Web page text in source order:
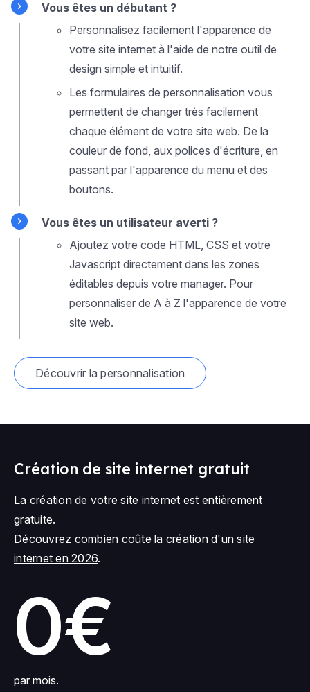
Vous êtes un débutant ?
Personnalisez facilement l'apparence de
votre site internet à l'aide de notre outil de
design simple et intuitif.
Les formulaires de personnalisation vous
permettent de changer très facilement
chaque élément de votre site web. De la
couleur de fond, aux polices d'écriture, en
passant par l'apparence du menu et des
boutons.
Vous êtes un utilisateur averti ?
Ajoutez votre code HTML, CSS et votre
Javascript directement dans les zones
éditables depuis votre manager. Pour
personnaliser de A à Z l'apparence de votre
site web.
Découvrir la personnalisation
Création de site internet gratuit
La création de votre site internet est entièrement
gratuite.
Découvrez combien coûte la création d'un site
internet en 2026.
0€
par mois.